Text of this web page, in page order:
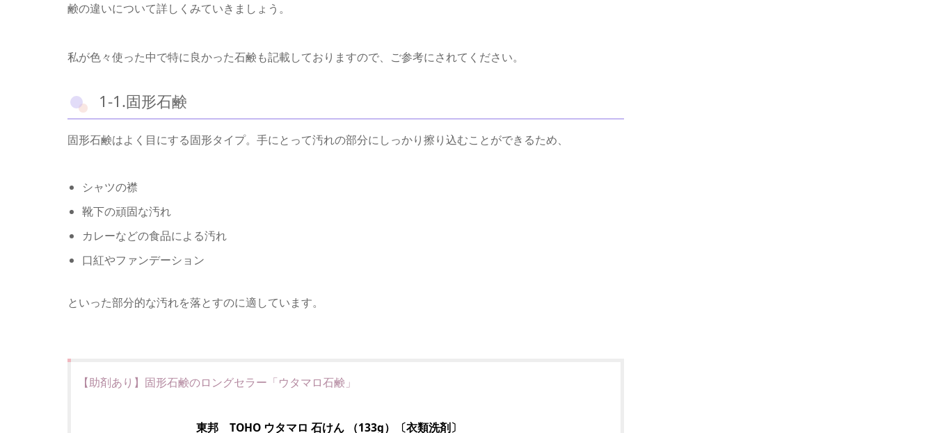
鹸の違いについて詳しくみていきましょう。
私が色々使った中で特に良かった石鹸も記載しておりますので、ご参考にされてください。
1-1.固形石鹸
固形石鹸はよく目にする固形タイプ。手にとって汚れの部分にしっかり擦り込むことができるため、
シャツの襟
靴下の頑固な汚れ
カレーなどの食品による汚れ
口紅やファンデーション
といった部分的な汚れを落とすのに適しています。
【助剤あり】 固形石鹸のロングセラー「ウタマロ石鹸」
東邦 TOHO ウタマロ 石けん （133g）〔衣類洗剤〕